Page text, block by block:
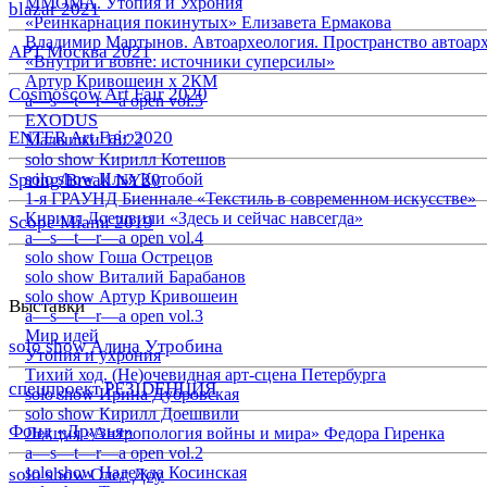
blazar 2021
АРТ Москва 2021
Cosmoscow Art Fair 2020
ENTER Art Fair 2020
Spring/Break NY20
Scope Miami 2019
Выставки
solo show Алина Утробина
спецпроект РЕЗIDЕНЦИЯ
Фонд «Друзья»
solo show Олег Доу
«Реинкарнация покинутых» Елизавета Ермакова
Владимир Мартынов. Автоархеология. Пространство
«Внутри и вовне: источники суперсилы»
Артур Кривошеин х 2КМ
a—s—t—r—a open vol.5
EXODUS
Малышки 18:22
solo show Кирилл Котешов
solo show Илья Кутобой
1-я ГРАУНД Биеннале «Текстиль в современном искусстве»
Кирилл Доешвили «Здесь и сейчас навсегда»
a—s—t—r—a open vol.4
solo show Гоша Острецов
solo show Виталий Барабанов
solo show Артур Кривошеин
a—s—t—r—a open vol.3
Мир идей
Утопия и ухрония
Тихий ход. (Не)очевидная арт-сцена Петербурга
solo show Ирина Дубровская
solo show Кирилл Доешвили
Лекция «Антропология войны и мира» Федора Гиренка
a—s—t—r—a open vol.2
solo show Надежда Косинская